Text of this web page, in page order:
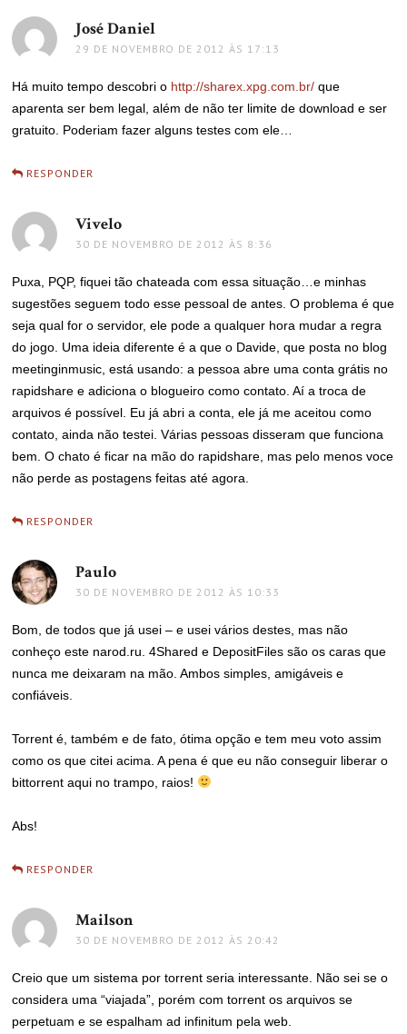
José Daniel
29 DE NOVEMBRO DE 2012 ÀS 17:13
Há muito tempo descobri o http://sharex.xpg.com.br/ que
aparenta ser bem legal, além de não ter limite de download e ser
gratuito. Poderiam fazer alguns testes com ele…
RESPONDER
Vivelo
30 DE NOVEMBRO DE 2012 ÀS 8:36
Puxa, PQP, fiquei tão chateada com essa situação…e minhas
sugestões seguem todo esse pessoal de antes. O problema é que
seja qual for o servidor, ele pode a qualquer hora mudar a regra
do jogo. Uma ideia diferente é a que o Davide, que posta no blog
meetinginmusic, está usando: a pessoa abre uma conta grátis no
rapidshare e adiciona o blogueiro como contato. Aí a troca de
arquivos é possível. Eu já abri a conta, ele já me aceitou como
contato, ainda não testei. Várias pessoas disseram que funciona
bem. O chato é ficar na mão do rapidshare, mas pelo menos voce
não perde as postagens feitas até agora.
RESPONDER
Paulo
30 DE NOVEMBRO DE 2012 ÀS 10:33
Bom, de todos que já usei – e usei vários destes, mas não
conheço este narod.ru. 4Shared e DepositFiles são os caras que
nunca me deixaram na mão. Ambos simples, amigáveis e
confiáveis.
Torrent é, também e de fato, ótima opção e tem meu voto assim
como os que citei acima. A pena é que eu não conseguir liberar o
bittorrent aqui no trampo, raios!
Abs!
RESPONDER
Mailson
30 DE NOVEMBRO DE 2012 ÀS 20:42
Creio que um sistema por torrent seria interessante. Não sei se o
considera uma “viajada”, porém com torrent os arquivos se
perpetuam e se espalham ad infinitum pela web.